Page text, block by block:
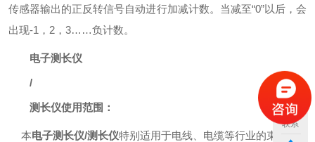
传感器输出的正反转信号自动进行加减计数。当减至“0”以后，会
出现-1 ， 2 ， 3……负计数。
电子测长仪
/
测长仪使用范围：
本电子测长仪/测长仪特别适用于电线、电缆等行业的束丝
联系